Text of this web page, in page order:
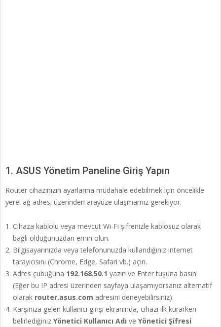
1. ASUS Yönetim Paneline Giriş Yapın
Router cihazınızın ayarlarına müdahale edebilmek için öncelikle
yerel ağ adresi üzerinden arayüze ulaşmamız gerekiyor.
Cihaza kablolu veya mevcut Wi-Fi şifrenizle kablosuz olarak
bağlı olduğunuzdan emin olun.
Bilgisayarınızda veya telefonunuzda kullandığınız internet
tarayıcısını (Chrome, Edge, Safari vb.) açın.
Adres çubuğuna 192.168.50.1 yazın ve Enter tuşuna basın.
(Eğer bu IP adresi üzerinden sayfaya ulaşamıyorsanız alternatif
olarak router.asus.com adresini deneyebilirsiniz).
Karşınıza gelen kullanıcı girişi ekranında, cihazı ilk kurarken
belirlediğiniz Yönetici Kullanıcı Adı ve Yönetici Şifresi